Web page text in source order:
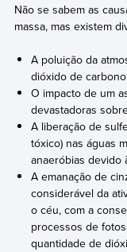
Não se sabem as
massa, mas existem
A poluição da
dióxido de
O impacto de um
devastadoras
A liberação de
tóxico) nas águas
anaeróbias devido
A emanação de
considerável da
o céu, com a
processos de
quantidade de